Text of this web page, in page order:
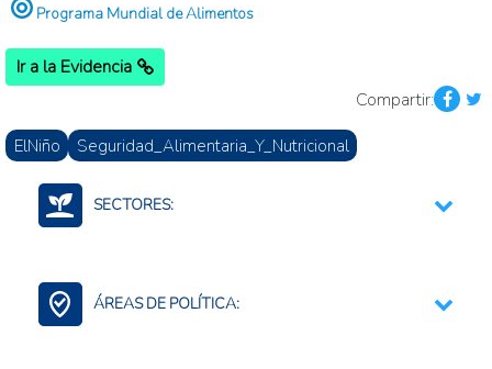
Programa Mundial de Alimentos
Ir a la Evidencia
Compartir:
ElNiño Seguridad_Alimentaria_Y_Nutricional
SECTORES:
ÁREAS DE POLÍTICA: